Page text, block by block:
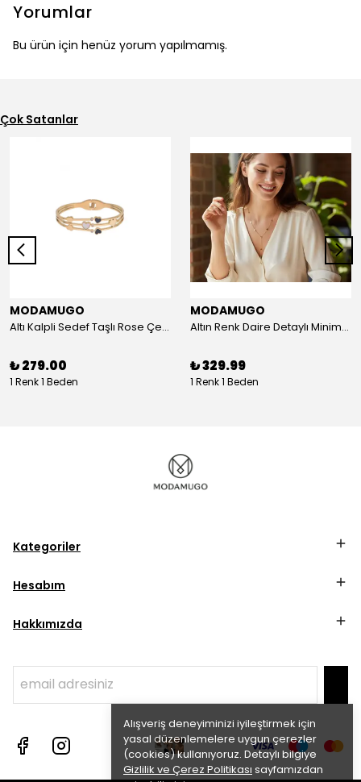
Alışveriş deneyiminizi iyileştirmek için
yasal düzenlemelere uygun çerezler
(cookies) kullanıyoruz. Detaylı bilgiye
Gizlilik ve Çerez Politikası sayfamızdan
Yorumlar
Bu ürün için henüz yorum yapılmamış.
Çok Satanlar
MODAMUGO
Altı Kalpli Sedef Taşlı Rose Çelik Kelepçe Bileklik
₺ 279.00
1 Renk 1 Beden
MODAMUGO
Altın Renk Daire Detaylı Minimal Y Çelik Kolye
₺ 329.99
1 Renk 1 Beden
Kategoriler
Hesabım
Hakkımızda